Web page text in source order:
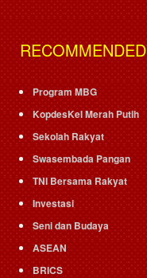
RECOMMENDED
Program MBG
KopdesKel Merah Putih
Sekolah Rakyat
Swasembada Pangan
TNI Bersama Rakyat
Investasi
Seni dan Budaya
ASEAN
BRICS